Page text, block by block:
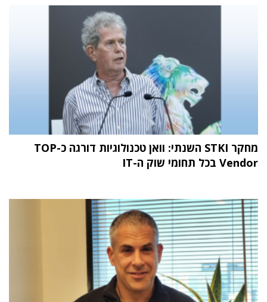
מחקר STKI השנתי: וואן טכנולוגיות דורגה כ-TOP
Vendor בכל תחומי שוק ה-IT